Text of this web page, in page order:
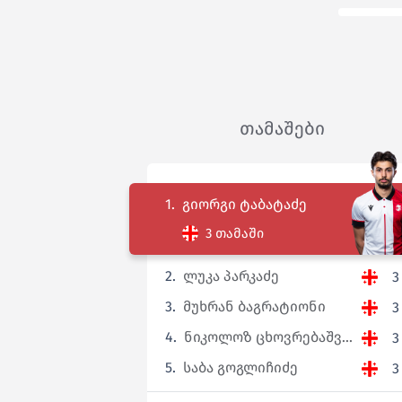
თამაშები
1. გიორგი ტაბატაძე
3 თამაში
2. ლუკა პარკაძე
3
3. მუხრან ბაგრატიონი
3
4. ნიკოლოზ ცხოვრებაშვ...
3
5. საბა გოგლიჩიძე 3